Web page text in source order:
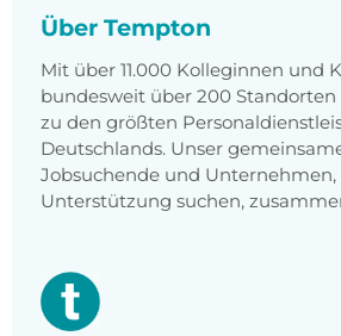
Über Tempton
Mit über 11.000 Kolleginnen und
bundesweit über 200
zu den größten
Deutschlands. Unser
Jobsuchende und Unternehmen,
Unterstützung suchen,